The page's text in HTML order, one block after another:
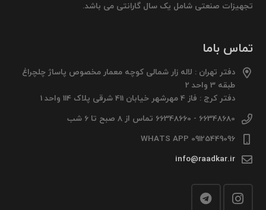
تجهیزات صنعتی شامل یک سال گارانتی می باشد.
تماس باما
دفتر تهران : لاله زار شمالی کوچه معمار مخصوص پاساژ چلچراغ
طبقه 3 واحد 2
دفتر کرج : فاز 4 مهرشهر خیابان 411 شرقی پلاک 114 واحد 1
66348680 - 66348660 تماس از 8 صبح تا 6 شب
09125449096 WHATS APP
info@raadkar.ir